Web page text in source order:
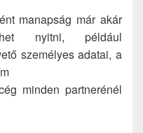
manapság már akár
nyitni, például
személyes adatai, a
minden partnerénél